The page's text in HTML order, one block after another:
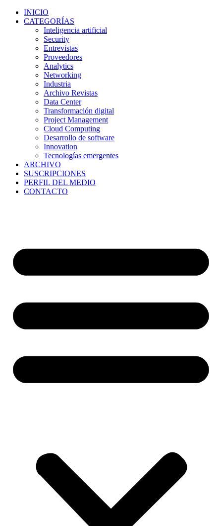
INICIO
CATEGORÍAS
Inteligencia artificial
Security
Entrevistas
Proveedores
Analytics
Networking
Industria
Archivo Revistas
Data Center
Transformación digital
Project Management
Cloud Computing
Desarrollo de software
Innovation
Tecnologías emergentes
ARCHIVO
SUSCRIPCIONES
PERFIL DEL MEDIO
CONTACTO